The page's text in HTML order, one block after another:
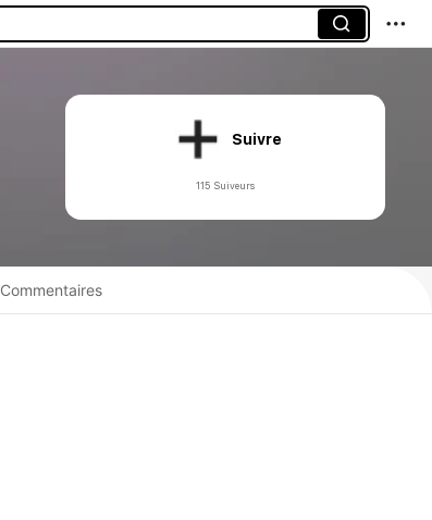
Suivre
115 Suiveurs
Commentaires